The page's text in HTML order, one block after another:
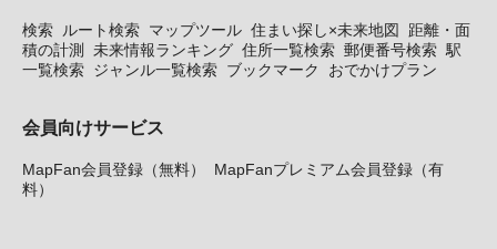
検索 ルート検索 マップツール 住まい探し×未来地図
距離・面
積の計測
未来情報ランキング 住所一覧検索 郵便番号検索 駅
一覧検索 ジャンル一覧検索 ブックマーク おでかけプラン
会員向けサービス
MapFan会員登録（無料）
MapFanプレミアム会員登録（有
料）